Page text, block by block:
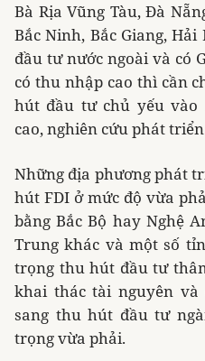
Bà Rịa Vũng Tàu, Đà
Bắc Ninh, Bắc Giang,
đầu tư nước ngoài và có
có thu nhập cao thì cần
hút đầu tư chủ yếu vào
cao, nghiên cứu phát
Những địa phương phát
hút FDI ở mức độ vừa
bằng Bắc Bộ hay Nghệ
Trung khác và một số
trọng thu hút đầu tư
khai thác tài nguyên và
sang thu hút đầu tư
trọng vừa phải.